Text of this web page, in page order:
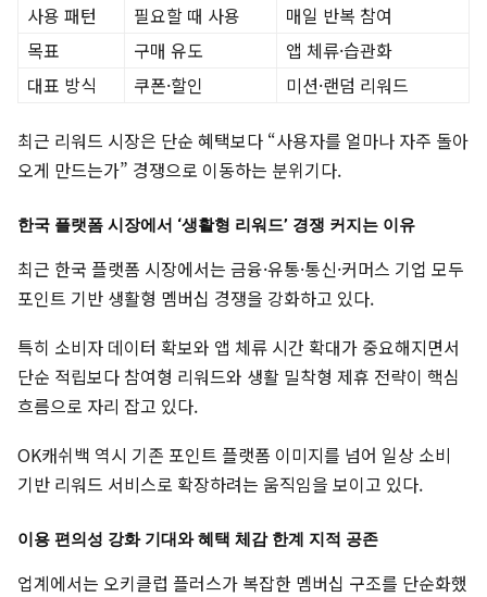
사용 패턴
필요할 때 사용
매일 반복 참여
목표
구매 유도
앱 체류·습관화
대표 방식
쿠폰·할인 미션·랜덤 리워드
최근 리워드 시장은 단순 혜택보다 “사용자를 얼마나 자주 돌아
오게 만드는가” 경쟁으로 이동하는 분위기다.
한국 플랫폼 시장에서 ‘생활형 리워드’ 경쟁 커지는 이유
최근 한국 플랫폼 시장에서는 금융·유통·통신·커머스 기업 모두
포인트 기반 생활형 멤버십 경쟁을 강화하고 있다.
특히 소비자 데이터 확보와 앱 체류 시간 확대가 중요해지면서
단순 적립보다 참여형 리워드와 생활 밀착형 제휴 전략이 핵심
흐름으로 자리 잡고 있다.
OK캐쉬백 역시 기존 포인트 플랫폼 이미지를 넘어 일상 소비
기반 리워드 서비스로 확장하려는 움직임을 보이고 있다.
이용 편의성 강화 기대와 혜택 체감 한계 지적 공존
업계에서는 오키클럽 플러스가 복잡한 멤버십 구조를 단순화했